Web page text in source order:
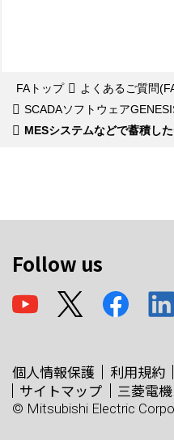
FAトップ よくあるご質問
SCADAソフトウェア
MESシステムなどで蓄積し
Follow us
個人情報保護 利用規約
サイトマップ
三菱電
© Mitsubishi Electric